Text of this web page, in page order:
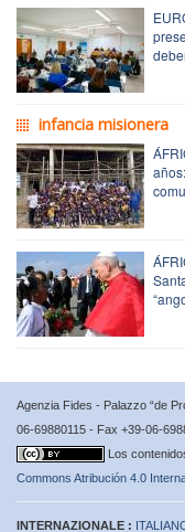
infancia misionera
Agenzia Fides - Palazzo “de
06-69880115 - Fax +39-06-
Los
Commons Atribución 4.0
INTERNAZIONALE :